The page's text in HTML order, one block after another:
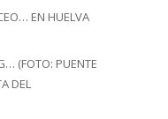
EN HUELVA
(FOTO: PUENTE
DEL